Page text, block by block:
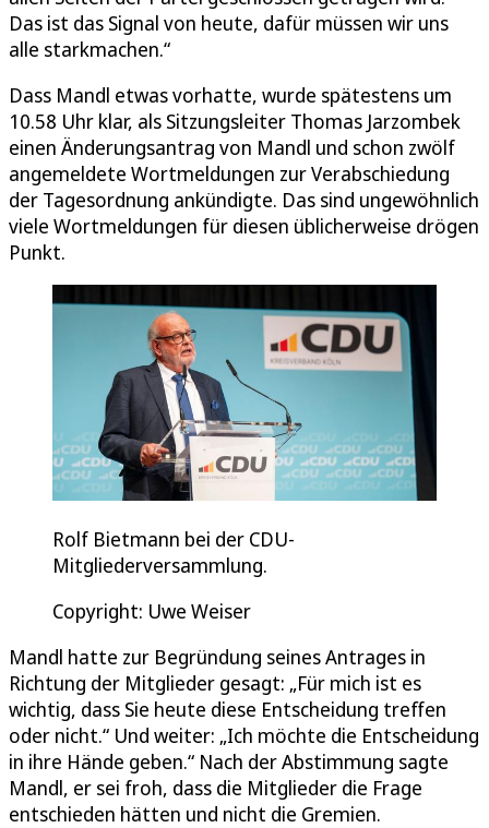
Das ist das Signal von heute, dafür müssen wir uns
alle starkmachen.“
Dass Mandl etwas vorhatte, wurde spätestens um
10.58 Uhr klar, als Sitzungsleiter Thomas Jarzombek
einen Änderungsantrag von Mandl und schon zwölf
angemeldete Wortmeldungen zur Verabschiedung
der Tagesordnung ankündigte. Das sind ungewöhnlich
viele Wortmeldungen für diesen üblicherweise drögen
Punkt.
Rolf Bietmann bei der CDU-
Mitgliederversammlung.
Copyright: Uwe Weiser
Mandl hatte zur Begründung seines Antrages in
Richtung der Mitglieder gesagt: „Für mich ist es
wichtig, dass Sie heute diese Entscheidung treffen
oder nicht.“ Und weiter: „Ich möchte die Entscheidung
in ihre Hände geben.“ Nach der Abstimmung sagte
Mandl, er sei froh, dass die Mitglieder die Frage
entschieden hätten und nicht die Gremien.